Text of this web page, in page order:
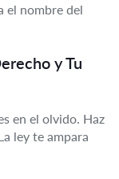
el nombre del
y Tu
en el olvido. Haz
ley te ampara